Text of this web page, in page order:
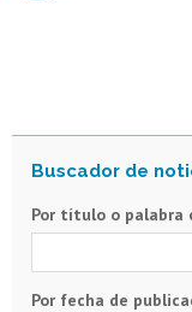
Por título o palabra